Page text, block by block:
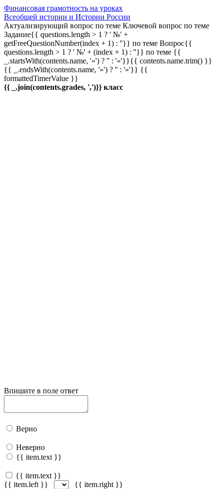
Финансовая грамотность на уроках
Всеобщей истории и Истории России
Актуализирующий вопрос по теме Ключевой вопрос по теме
Задание{{ questions.length > 1 ? ' №' +
getFreeQuestionNumber(index + 1) : ''}} по теме Вопрос{{
questions.length > 1 ? ' №' + (index + 1) : ''}} по теме {{
_.startsWith(contents.name, '«') ? '' : '«'}}{{ contents.name.trim() }}
{{ _.endsWith(contents.name, '»') ? '' : '»'}} {{
formattedTimerValue }}
{{ _.join(contents.grades, ',')}} класс
Впишите в поле ответ
Верно
Неверно
{{ item.text }}
{{ item.text }}
{{ item.left }}
{{ item.right }}